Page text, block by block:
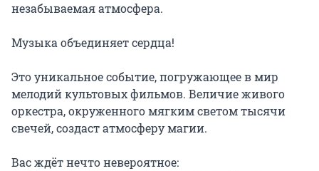
незабываемая атмосфера.
Музыка объединяет сердца!
Это уникальное событие, погружающее в мир
мелодий культовых фильмов. Величие живого
оркестра, окруженного мягким светом тысячи
свечей, создаст атмосферу магии.
Вас ждёт нечто невероятное: